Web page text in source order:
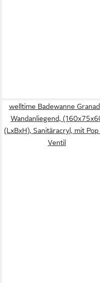
welltime Badewanne
Wandanliegend,
(LxBxH), Sanitäracryl, mit Pop
Ventil